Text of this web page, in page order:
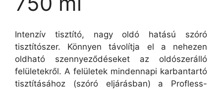
Intenzív tisztító, nagy oldó hatású szóró
tisztítószer. Könnyen távolítja el a nehezen
oldható szennyeződéseket az oldószerálló
felületekről. A felületek mindennapi karbantartó
tisztításához (szóró eljárásban) a Profless-